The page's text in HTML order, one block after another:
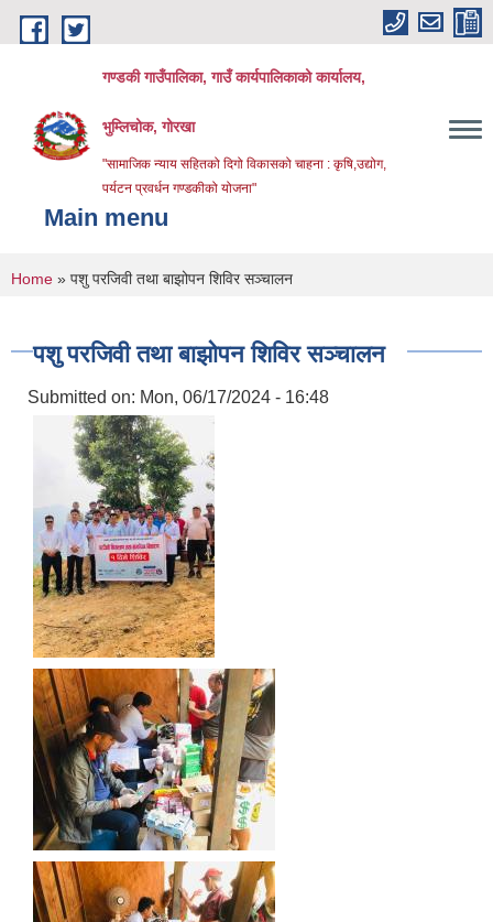
Skip to main content
गण्डकी गाउँपालिका, गाउँ कार्यपालिकाको कार्यालय,
भुम्लिचोक, गोरखा
"सामाजिक न्याय सहितको दिगो विकासको चाहना : कृषि,उद्योग,
पर्यटन प्रवर्धन गण्डकीको योजना"
Main menu
You are here
Home » पशु परजिवी तथा बाझोपन शिविर सञ्चालन
पशु परजिवी तथा बाझोपन शिविर सञ्चालन
Submitted on: Mon, 06/17/2024 - 16:48